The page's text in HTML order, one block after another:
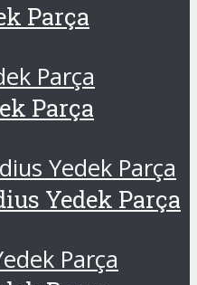
Parça
Parça
Yedek Parça